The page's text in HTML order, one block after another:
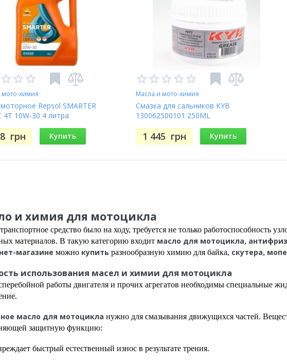
мото-химия
Repsol SMARTER
4T 10W-30 4 литра
грн Купить
Масла и мото-химия
Смазка для сальников KYB
130062500101 250ML
1 445 грн Купить
и химия для мотоцикла
средство было на ходу, требуется не только работоспособность
материалов. В такую категорию входит масло для мотоцикла, антифриз
магазине можно купить разнообразную химию для байка, скутера,
использования масел и химии для мотоцикла
работы двигателя и прочих агрегатов необходимы специальные
масло для мотоцикла нужно для смазывания движущихся частей.
защитную функцию:
быстрый естественный износ в результате трения.